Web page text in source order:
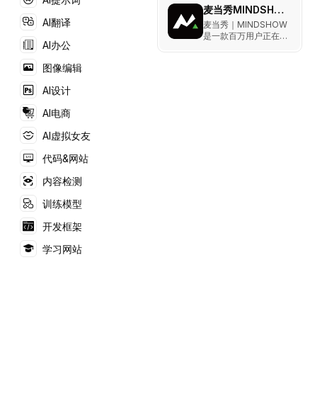
AI翻译
AI办公
图像编辑
AI设计
AI电商
AI虚拟女友
代码&网站
内容检测
训练模型
开发框架
学习网站
麦当秀MINDSHOW
麦当秀｜MINDSHOW
是一款百万用户正在使